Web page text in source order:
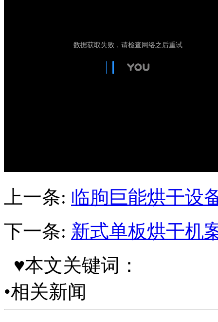
上一条: 临朐巨能烘干设
下一条: 新式单板烘干机
♥本文关键词：
•相关新闻